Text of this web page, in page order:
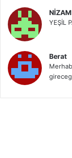
YEŞİL
Berat